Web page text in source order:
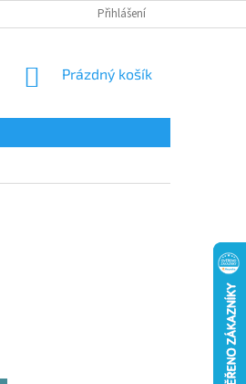
Přihlášení
NÁKUPNÍ
Prázdný košík